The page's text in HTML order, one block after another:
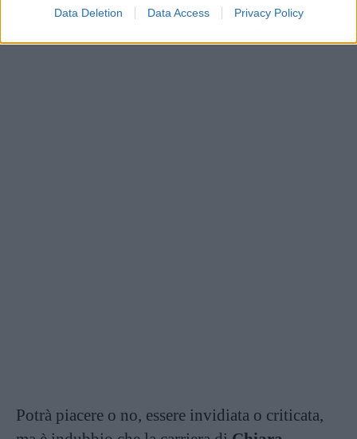
Data Deletion Data Access Privacy Policy
Potrà piacere o no, essere invidiata o criticata,